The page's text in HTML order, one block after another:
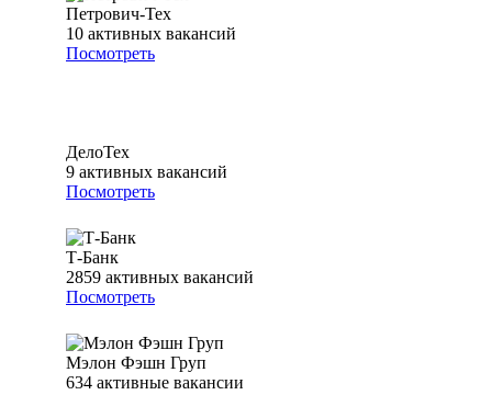
Петрович-Тех
10 активных вакансий
Посмотреть
ДелоТех
9 активных вакансий
Посмотреть
Т-Банк
2859 активных вакансий
Посмотреть
Мэлон Фэшн Груп
634 активные вакансии